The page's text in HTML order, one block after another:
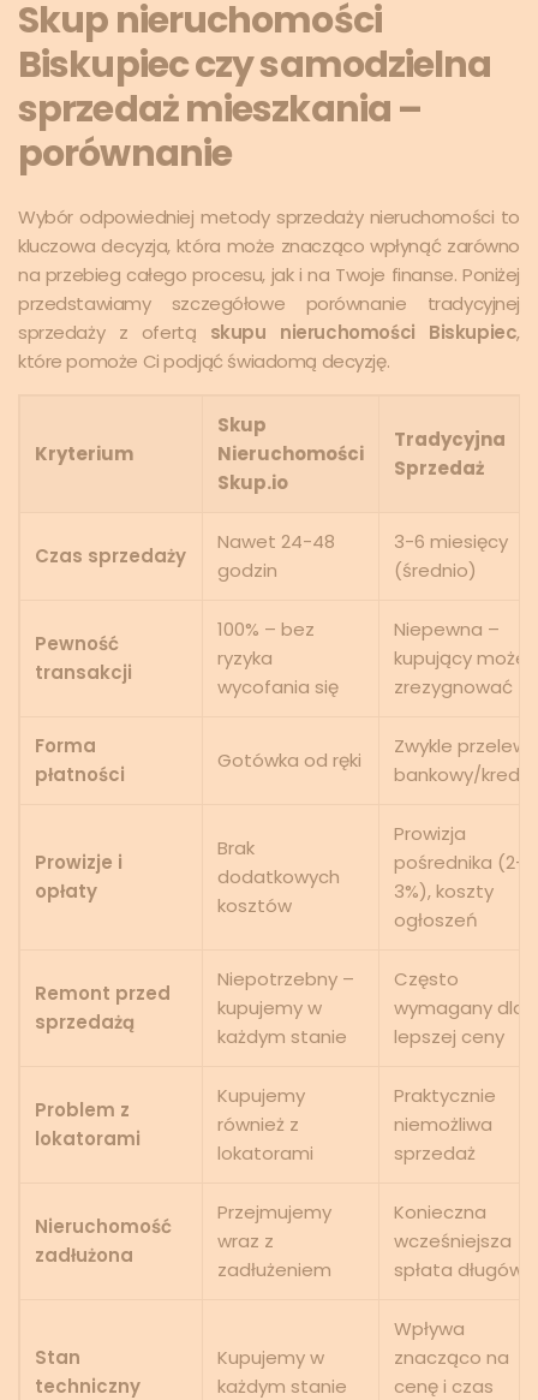
Skup nieruchomości
Biskupiec czy samodzielna
sprzedaż mieszkania –
porównanie
Wybór odpowiedniej metody sprzedaży nieruchomości to
kluczowa decyzja, która może znacząco wpłynąć zarówno
na przebieg całego procesu, jak i na Twoje finanse. Poniżej
przedstawiamy szczegółowe porównanie tradycyjnej
sprzedaży z ofertą skupu nieruchomości Biskupiec,
które pomoże Ci podjąć świadomą decyzję.
Kryterium
Skup
Nieruchomości
Skup.io
Tradycyjna
Sprzedaż
Czas sprzedaży
Nawet 24-48
godzin
3-6 miesięcy
(średnio)
Pewność
transakcji
100% – bez
ryzyka
wycofania się
Niepewna –
kupujący może
zrezygnować
Forma
płatności
Gotówka od ręki
Zwykle przelew
bankowy/kredyt
Prowizje i
opłaty
Brak
dodatkowych
kosztów
Prowizja
pośrednika (2-
3%), koszty
ogłoszeń
Remont przed
sprzedażą
Niepotrzebny –
kupujemy w
każdym stanie
Często
wymagany dla
lepszej ceny
Problem z
lokatorami
Kupujemy
również z
lokatorami
Praktycznie
niemożliwa
sprzedaż
Nieruchomość
zadłużona
Przejmujemy
wraz z
zadłużeniem
Konieczna
wcześniejsza
spłata długów
Stan
techniczny
Kupujemy w
każdym stanie
Wpływa
znacząco na
cenę i czas